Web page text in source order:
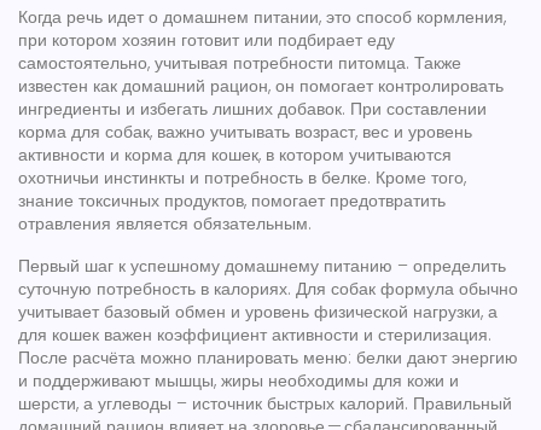
Когда речь идет о домашнем питании, это способ кормления,
при котором хозяин готовит или подбирает еду
самостоятельно, учитывая потребности питомца. Также
известен как домашний рацион, он помогает контролировать
ингредиенты и избегать лишних добавок. При составлении
корма для собак, важно учитывать возраст, вес и уровень
активности и корма для кошек, в котором учитываются
охотничьи инстинкты и потребность в белке. Кроме того,
знание токсичных продуктов, помогает предотвратить
отравления является обязательным.
Первый шаг к успешному домашнему питанию – определить
суточную потребность в калориях. Для собак формула обычно
учитывает базовый обмен и уровень физической нагрузки, а
для кошек важен коэффициент активности и стерилизация.
После расчёта можно планировать меню: белки дают энергию
и поддерживают мышцы, жиры необходимы для кожи и
шерсти, а углеводы – источник быстрых калорий. Правильный